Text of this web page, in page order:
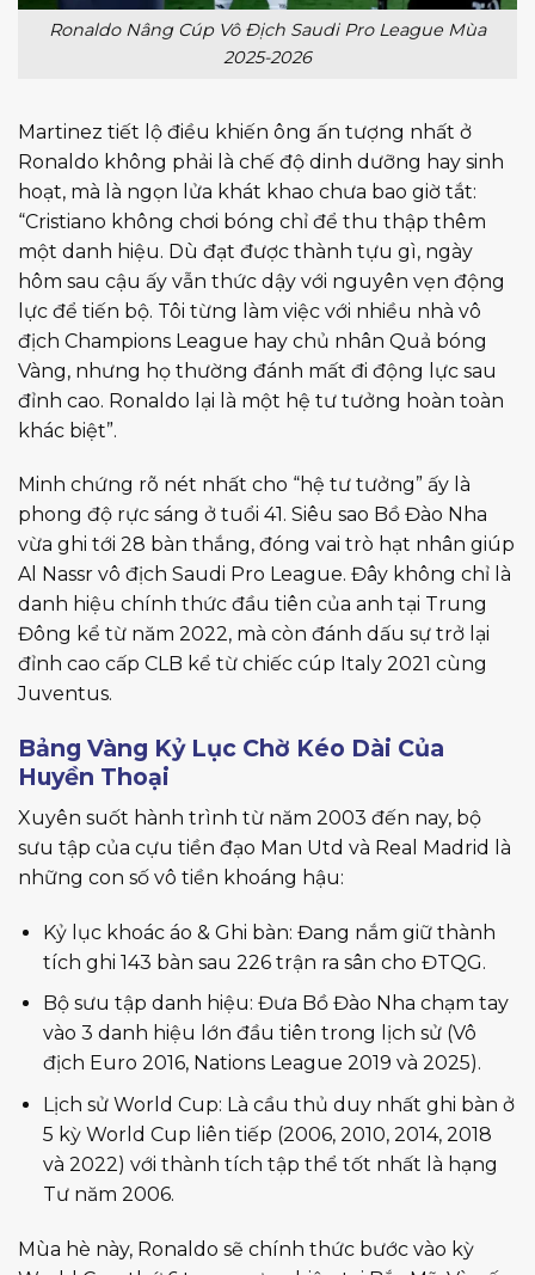
Ronaldo Nâng Cúp Vô Địch Saudi Pro League Mùa
2025-2026
Martinez tiết lộ điều khiến ông ấn tượng nhất ở
Ronaldo không phải là chế độ dinh dưỡng hay sinh
hoạt, mà là ngọn lửa khát khao chưa bao giờ tắt:
“Cristiano không chơi bóng chỉ để thu thập thêm
một danh hiệu. Dù đạt được thành tựu gì, ngày
hôm sau cậu ấy vẫn thức dậy với nguyên vẹn động
lực để tiến bộ. Tôi từng làm việc với nhiều nhà vô
địch Champions League hay chủ nhân Quả bóng
Vàng, nhưng họ thường đánh mất đi động lực sau
đỉnh cao. Ronaldo lại là một hệ tư tưởng hoàn toàn
khác biệt”.
Minh chứng rõ nét nhất cho “hệ tư tưởng” ấy là
phong độ rực sáng ở tuổi 41. Siêu sao Bồ Đào Nha
vừa ghi tới 28 bàn thắng, đóng vai trò hạt nhân giúp
Al Nassr vô địch Saudi Pro League. Đây không chỉ là
danh hiệu chính thức đầu tiên của anh tại Trung
Đông kể từ năm 2022, mà còn đánh dấu sự trở lại
đỉnh cao cấp CLB kể từ chiếc cúp Italy 2021 cùng
Juventus.
Bảng Vàng Kỷ Lục Chờ Kéo Dài Của
Huyền Thoại
Xuyên suốt hành trình từ năm 2003 đến nay, bộ
sưu tập của cựu tiền đạo Man Utd và Real Madrid là
những con số vô tiền khoáng hậu:
Kỷ lục khoác áo & Ghi bàn: Đang nắm giữ thành
tích ghi 143 bàn sau 226 trận ra sân cho ĐTQG.
Bộ sưu tập danh hiệu: Đưa Bồ Đào Nha chạm tay
vào 3 danh hiệu lớn đầu tiên trong lịch sử (Vô
địch Euro 2016, Nations League 2019 và 2025).
Lịch sử World Cup: Là cầu thủ duy nhất ghi bàn ở
5 kỳ World Cup liên tiếp (2006, 2010, 2014, 2018
và 2022) với thành tích tập thể tốt nhất là hạng
Tư năm 2006.
Mùa hè này, Ronaldo sẽ chính thức bước vào kỳ